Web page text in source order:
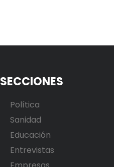
SECCIONES
Política
Sanidad
Educación
Entrevistas